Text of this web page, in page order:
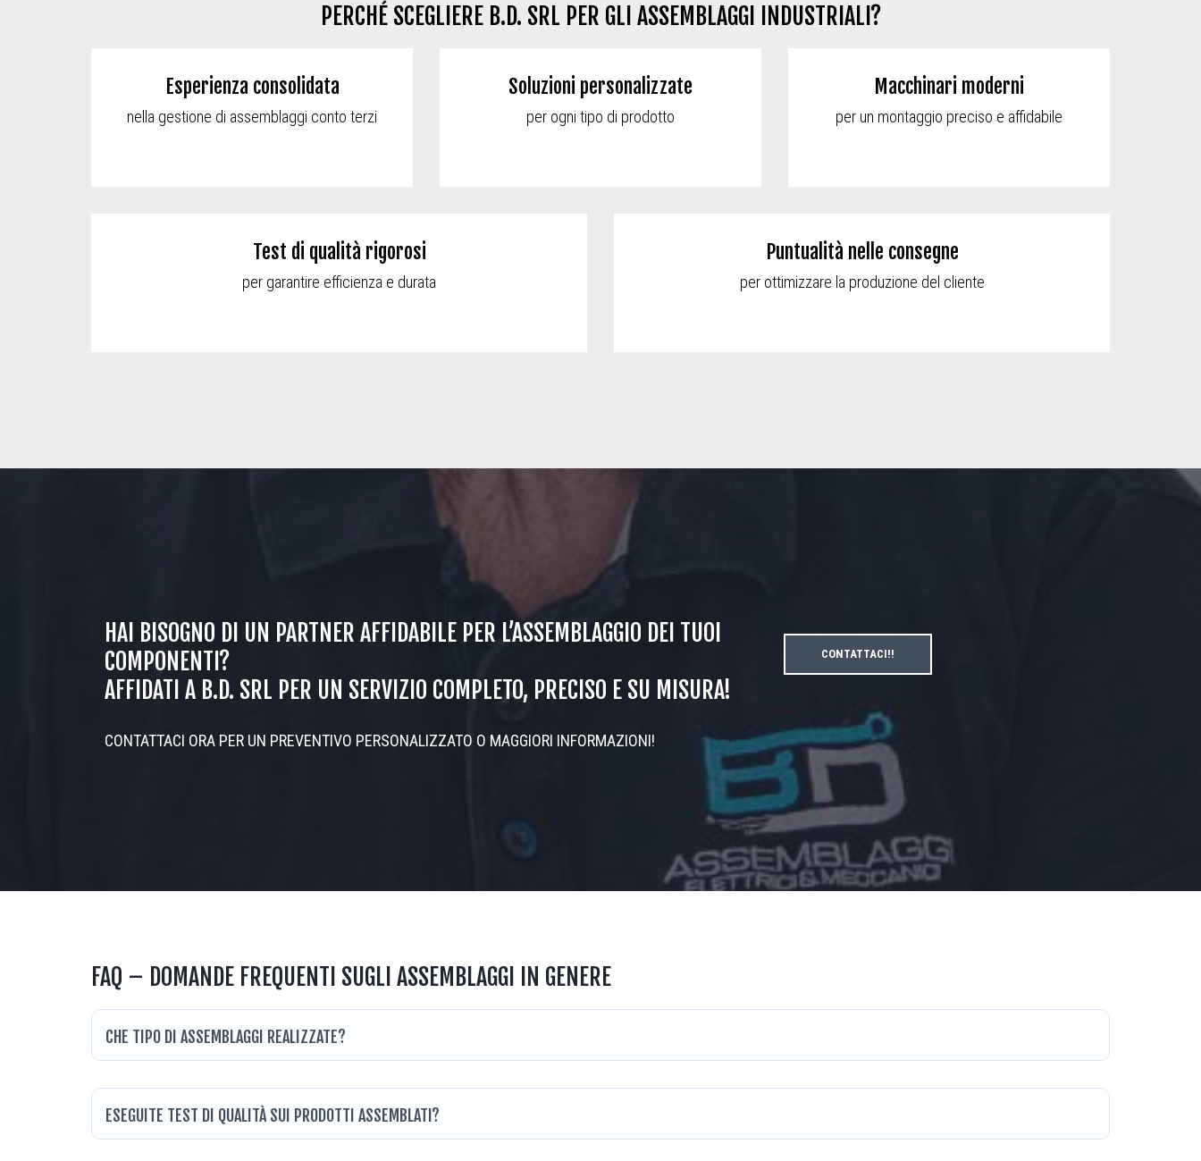
PERCHÉ SCEGLIERE B.D. SRL PER GLI ASSEMBLAGGI INDUSTRIALI?
Esperienza consolidata
nella gestione di assemblaggi conto terzi
Soluzioni personalizzate
per ogni tipo di prodotto
Macchinari moderni
per un montaggio preciso e affidabile
Test di qualità rigorosi
per garantire efficienza e durata
Puntualità nelle consegne
per ottimizzare la produzione del cliente
HAI BISOGNO DI UN PARTNER AFFIDABILE PER L’ASSEMBLAGGIO DEI TUOI
COMPONENTI?
AFFIDATI A B.D. SRL PER UN SERVIZIO COMPLETO, PRECISO E SU MISURA!
CONTATTACI ORA PER UN PREVENTIVO PERSONALIZZATO O MAGGIORI INFORMAZIONI!
CONTATTACI!!
FAQ – DOMANDE FREQUENTI SUGLI ASSEMBLAGGI IN GENERE
CHE TIPO DI ASSEMBLAGGI REALIZZATE?
ESEGUITE TEST DI QUALITÀ SUI PRODOTTI ASSEMBLATI?